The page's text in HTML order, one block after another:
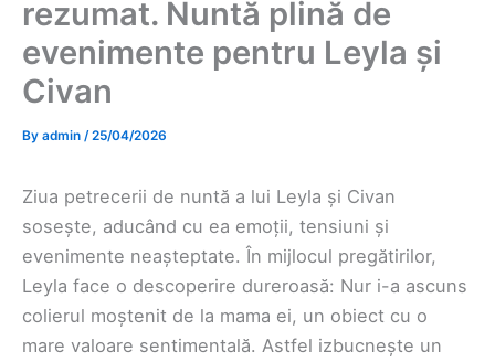
rezumat. Nuntă plină de
evenimente pentru Leyla și
Civan
By admin /25/04/2026
Ziua petrecerii de nuntă a lui Leyla și Civan
sosește, aducând cu ea emoții, tensiuni și
evenimente neașteptate. În mijlocul pregătirilor,
Leyla face o descoperire dureroasă: Nur i-a ascuns
colierul moștenit de la mama ei, un obiect cu o
mare valoare sentimentală. Astfel izbucnește un